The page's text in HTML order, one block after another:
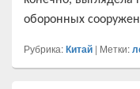
оборонных
Рубрика:Китай | Метки: